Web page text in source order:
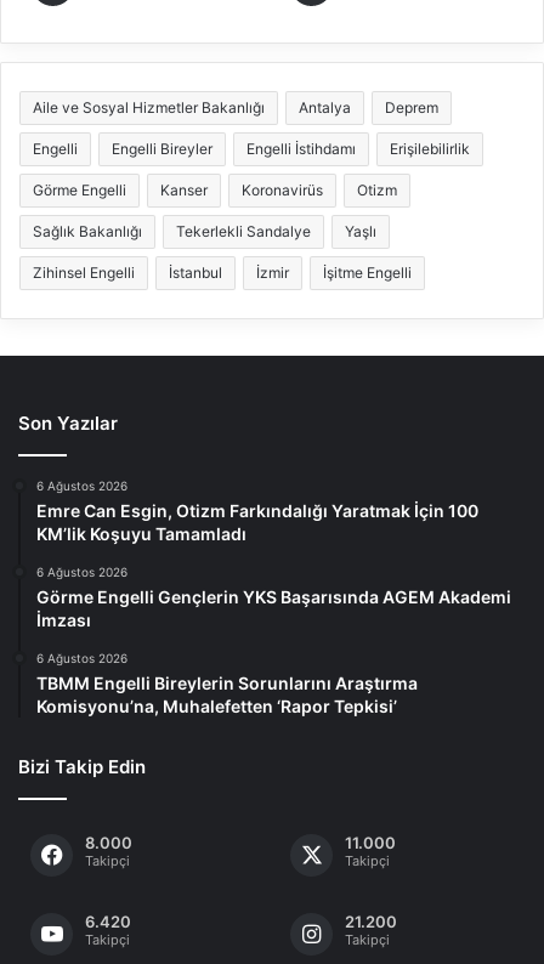
Aile ve Sosyal Hizmetler Bakanlığı Antalya Deprem
Engelli Engelli Bireyler Engelli İstihdamı Erişilebilirlik
Görme Engelli Kanser Koronavirüs Otizm
Sağlık Bakanlığı Tekerlekli Sandalye Yaşlı
Zihinsel Engelli İstanbul İzmir İşitme Engelli
Son Yazılar
6 Ağustos 2026
Emre Can Esgin, Otizm Farkındalığı Yaratmak İçin 100
KM’lik Koşuyu Tamamladı
6 Ağustos 2026
Görme Engelli Gençlerin YKS Başarısında AGEM Akademi
İmzası
6 Ağustos 2026
TBMM Engelli Bireylerin Sorunlarını Araştırma
Komisyonu’na, Muhalefetten ‘Rapor Tepkisi’
Bizi Takip Edin
8.000
Takipçi
11.000
Takipçi
6.420
Takipçi
21.200
Takipçi